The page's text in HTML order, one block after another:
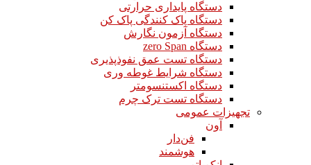
دستگاه پایداری حرارتی
دستگاه پاک کنندگی پاک کن
دستگاه آزمون نگارش
دستگاه zero Span
دستگاه تست عمق نفوذپذیری
دستگاه شرایط غوطه وری
دستگاه اکستنسومتر
دستگاه تست ترک چرم
تجهیزات عمومی
آون
فن‌دار
هوشمند